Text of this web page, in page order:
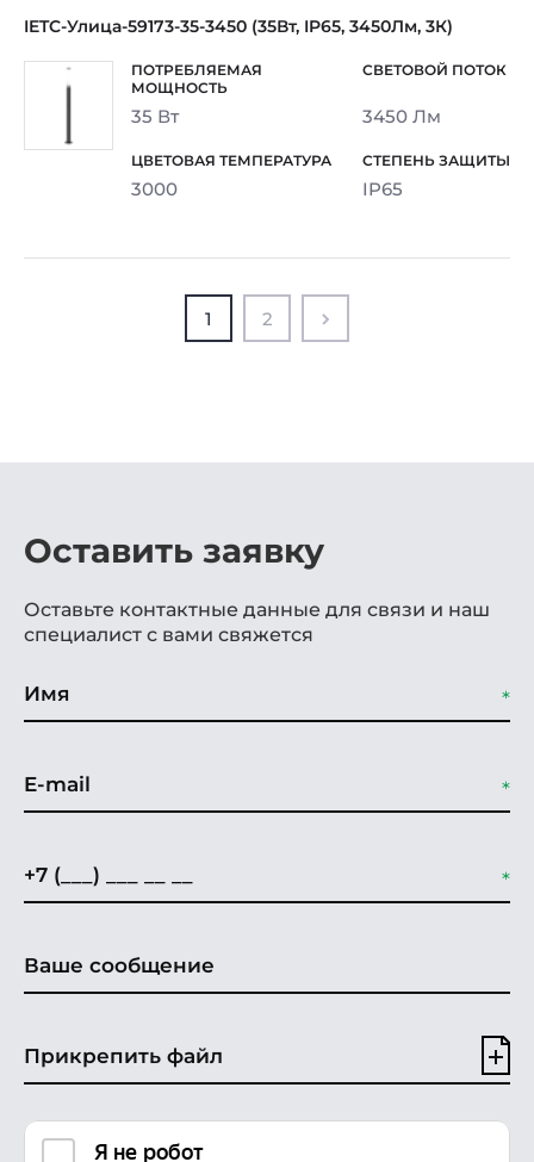
IETC-Улица-59173-35-3450 (35Вт, IP65, 3450Лм, 3К)
35 Вт 3450 Лм
3000 IP65
1 2
Оставить заявку
Оставьте контактные данные для связи и наш
специалист с вами свяжется
Прикрепить файл